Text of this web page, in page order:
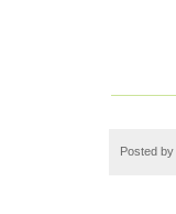
Posted by